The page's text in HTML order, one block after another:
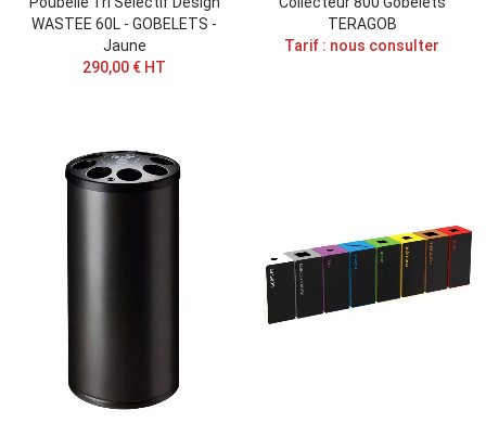
WASTEE 60L - GOBELETS -
Jaune
290,00 € HT
TERAGOB
Tarif : nous consulter